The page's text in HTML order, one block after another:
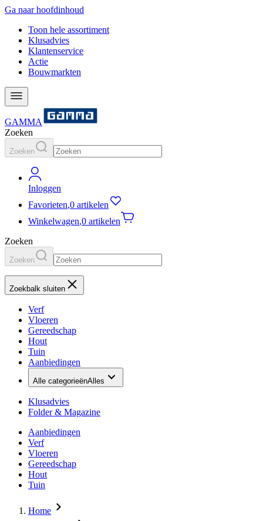
Ga naar hoofdinhoud
Toon hele assortiment
Klusadvies
Klantenservice
Actie
Bouwmarkten
GAMMA
Zoeken
Zoeken
Inloggen
Favorieten,0 artikelen
Winkelwagen,0 artikelen
Zoeken
Zoeken
Zoekbalk sluiten
Verf
Vloeren
Gereedschap
Hout
Tuin
Aanbiedingen
Alle categorieënAlles
Klusadvies
Folder & Magazine
Aanbiedingen
Verf
Vloeren
Gereedschap
Hout
Tuin
Home